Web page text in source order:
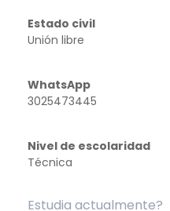
Estado civil
Unión libre
WhatsApp
3025473445
Nivel de escolaridad
Técnica
Estudia actualmente?